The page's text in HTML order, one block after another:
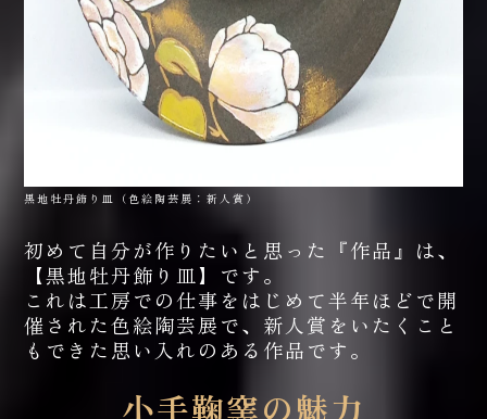
黒地牡丹飾り皿（色絵陶芸展：新人賞）
初めて自分が作りたいと思った『作品』は、
【黒地牡丹飾り皿】です。
これは工房での仕事をはじめて半年ほどで開
催された色絵陶芸展で、新人賞をいたくこと
もできた思い入れのある作品です。
小手鞠窯の魅力